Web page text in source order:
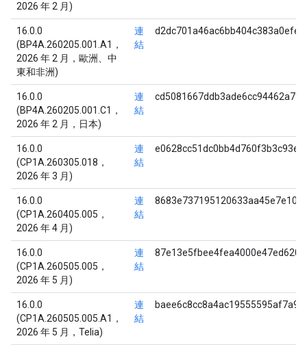
2026 年 2 月)
16.0.0
(BP4A.260205.001.A1，
2026 年 2 月，歐洲、中
東和非洲)
連
結
16.0.0
(BP4A.260205.001.C1，
2026 年 2 月，日本)
連
結
16.0.0
(CP1A.260305.018，
2026 年 3 月)
連
結
16.0.0
(CP1A.260405.005，
2026 年 4 月)
連
結
16.0.0
(CP1A.260505.005，
2026 年 5 月)
連
結
16.0.0
(CP1A.260505.005.A1，
2026 年 5 月，Telia)
連
結